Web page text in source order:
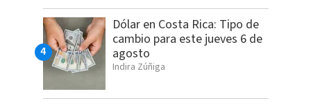
Dólar en Costa Rica: Tipo de
cambio para este jueves 6 de
agosto
Indira Zúñiga